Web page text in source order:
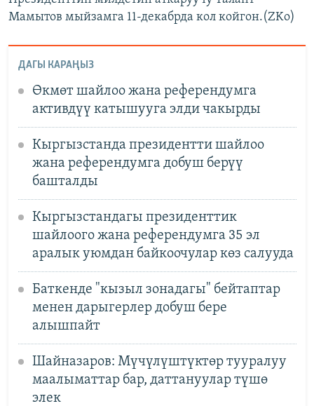
Мамытов мыйзамга 11-декабрда кол койгон.(ZKo)
ДАГЫ КАРАҢЫЗ
Өкмөт шайлоо жана референдумга
активдүү катышууга элди чакырды
Кыргызстанда президентти шайлоо
жана референдумга добуш берүү
башталды
Кыргызстандагы президенттик
шайлоого жана референдумга 35 эл
аралык уюмдан байкоочулар көз салууда
Баткенде "кызыл зонадагы" бейтаптар
менен дарыгерлер добуш бере
алышпайт
Шайназаров: Мүчүлүштүктөр тууралуу
маалыматтар бар, даттануулар түшө
элек